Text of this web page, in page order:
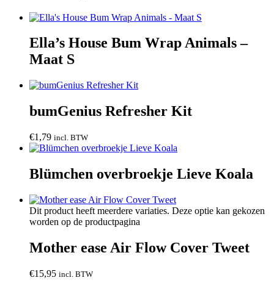
Ella’s House Bum Wrap Animals –
Maat S
bumGenius Refresher Kit
€1,79 incl. BTW
Blümchen overbroekje Lieve Koala
Dit product heeft meerdere variaties. Deze optie kan gekozen
worden op de productpagina
Mother ease Air Flow Cover Tweet
€15,95 incl. BTW